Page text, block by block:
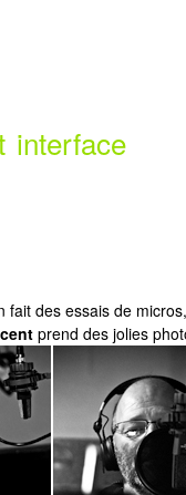
interface
fait des essais de
prend des jolies